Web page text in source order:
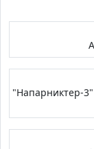
"Напарниктер-